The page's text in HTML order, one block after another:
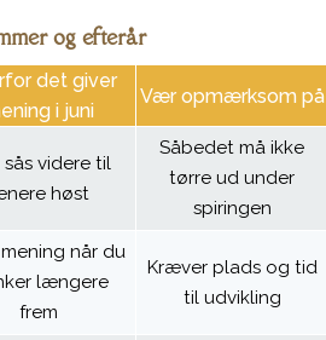
og efterår
det giver
i juni
Vær opmærksom på
sås videre til
høst
Såbedet må ikke
tørre ud under
spiringen
mening når du
længere
frem
Kræver plads og tid
til udvikling